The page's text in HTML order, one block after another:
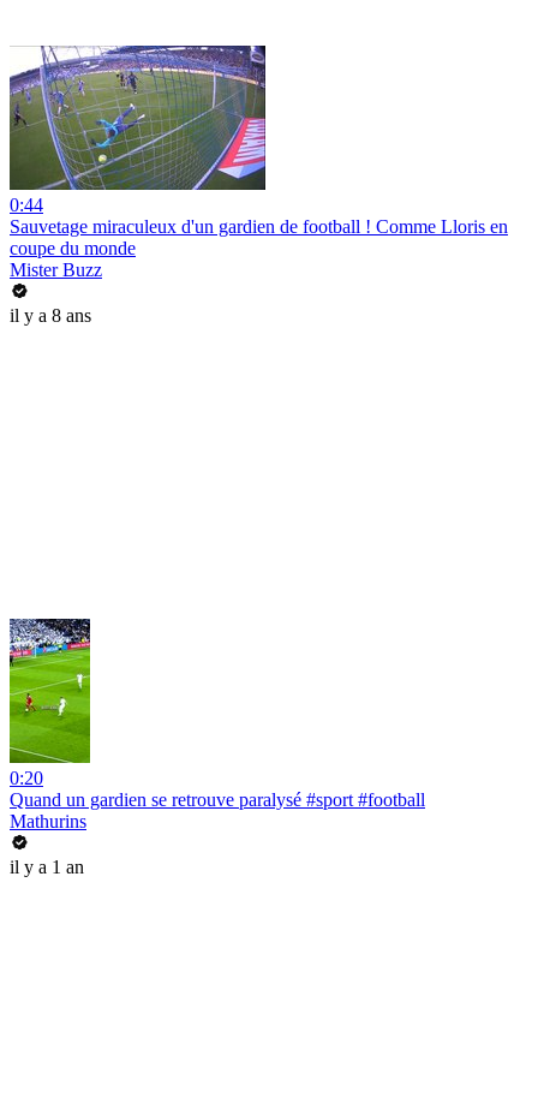
0:44
Sauvetage miraculeux d'un gardien de football ! Comme Lloris en
coupe du monde
Mister Buzz
il y a 8 ans
0:20
Quand un gardien se retrouve paralysé #sport #football
Mathurins
il y a 1 an